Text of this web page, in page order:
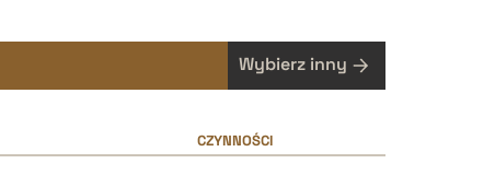
Wybierz inny
CZYNNOŚCI